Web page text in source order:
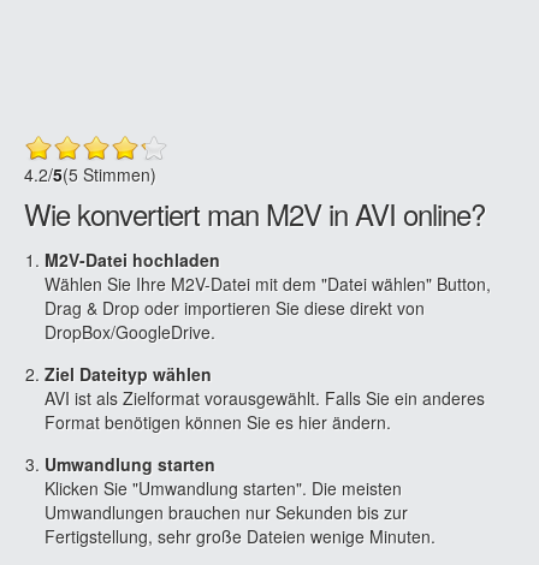
4.2/5(5 Stimmen)
Wie konvertiert man M2V in AVI online?
M2V-Datei hochladen
Wählen Sie Ihre M2V-Datei mit dem "Datei wählen" Button,
Drag & Drop oder importieren Sie diese direkt von
DropBox/GoogleDrive.
Ziel Dateityp wählen
AVI ist als Zielformat vorausgewählt. Falls Sie ein anderes
Format benötigen können Sie es hier ändern.
Umwandlung starten
Klicken Sie "Umwandlung starten". Die meisten
Umwandlungen brauchen nur Sekunden bis zur
Fertigstellung, sehr große Dateien wenige Minuten.